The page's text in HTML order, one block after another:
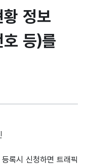
정보
등)를
록시 신청하면 트래픽